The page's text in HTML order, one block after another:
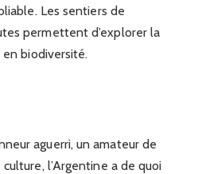
Les sentiers de
permettent d’explorer la
biodiversité.
aguerri, un amateur de
l’Argentine a de quoi